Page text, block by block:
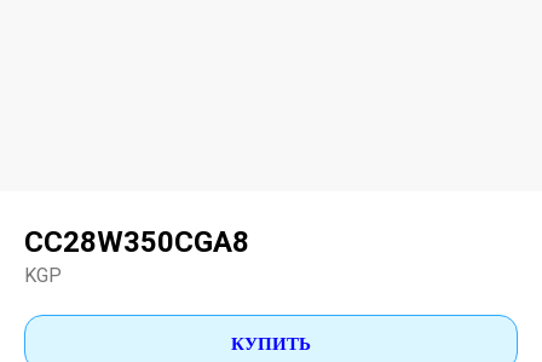
CC28W350CGA8
KGP
КУПИТЬ